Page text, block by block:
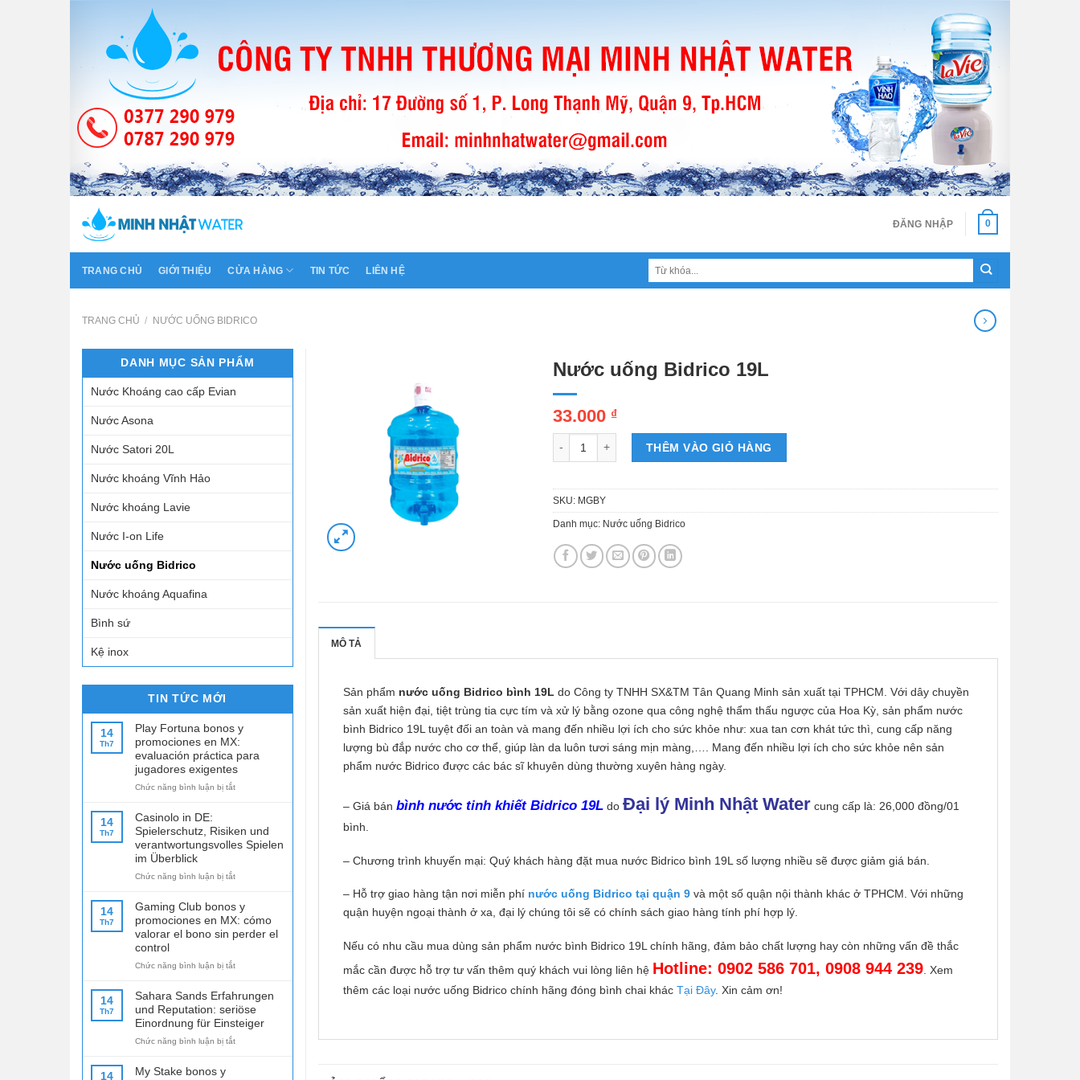
ĐĂNG NHẬP 0
TRANG CHỦ GIỚI THIỆU CỬA HÀNG TIN TỨC LIÊN HỆ
Tìm
TRANG CHỦ / NƯỚC UỐNG BIDRICO
DANH MỤC SẢN PHẨM
Nước Khoáng cao cấp Evian
Nước Asona
Nước Satori 20L
Nước khoáng Vĩnh Hảo
Nước khoáng Lavie
Nước I-on Life
Nước uống Bidrico
Nước khoáng Aquafina
Bình sứ
Kệ inox
TIN TỨC MỚI
14
Th7
Play Fortuna bonos y
promociones en MX:
evaluación práctica para
jugadores exigentes
Chức năng bình luận bị tắtở
y
promociones
MX:
para
exigentes
14
Th7
Casinolo in DE:
Spielerschutz, Risiken und
verantwortungsvolles Spielen
im Überblick
Chức năng bình luận bị tắtở
DE:
Spielerschutz,
Risiken
verantwortungsvolles
Überblick
14
Th7
Gaming Club bonos y
promociones en MX: cómo
valorar el bono sin perder el
control
Chức năng bình luận bị tắtở
bonos
y
promociones
en
14
Th7
Sahara Sands Erfahrungen
und Reputation: seriöse
Einordnung für Einsteiger
Chức năng bình luận bị tắtở
14
My Stake bonos y
Nước uống Bidrico 19L
33.000 ₫
Nước uống Bidrico 19L số lượng
THÊM VÀO GIỎ HÀNG
SKU: MGBY
Danh mục: Nước uống Bidrico
MÔ TẢ
Sản phẩm nước uống Bidrico bình 19L do Công ty TNHH SX&TM Tân Quang Minh sản xuất tại TPHCM. Với dây chuyền
sản xuất hiện đại, tiệt trùng tia cực tím và xử lý bằng ozone qua công nghệ thẩm thấu ngược của Hoa Kỳ, sản phẩm nước
bình Bidrico 19L tuyệt đối an toàn và mang đến nhiều lợi ích cho sức khỏe như: xua tan cơn khát tức thì, cung cấp năng
lượng bù đắp nước cho cơ thể, giúp làn da luôn tươi sáng mịn màng,…. Mang đến nhiều lợi ích cho sức khỏe nên sản
phẩm nước Bidrico được các bác sĩ khuyên dùng thường xuyên hàng ngày.
– Giá bán bình nước tinh khiết Bidrico 19Ldo Đại lý Minh Nhật Watercung cấp là: 26,000 đồng/01
bình.
– Chương trình khuyến mại: Quý khách hàng đặt mua nước Bidrico bình 19L số lượng nhiều sẽ được giảm giá bán.
– Hỗ trợ giao hàng tận nơi miễn phí nước uống Bidrico tại quận 9 và một số quận nội thành khác ở TPHCM. Với những
quận huyện ngoại thành ở xa, đại lý chúng tôi sẽ có chính sách giao hàng tính phí hợp lý.
Nếu có nhu cầu mua dùng sản phẩm nước bình Bidrico 19L chính hãng, đảm bảo chất lượng hay còn những vấn đề thắc
mắc cần được hỗ trợ tư vấn thêm quý khách vui lòng liên hệ Hotline: 0902 586 701, 0908 944 239. Xem
thêm các loại nước uống Bidrico chính hãng đóng bình chai khác Tại Đây. Xin cảm ơn!